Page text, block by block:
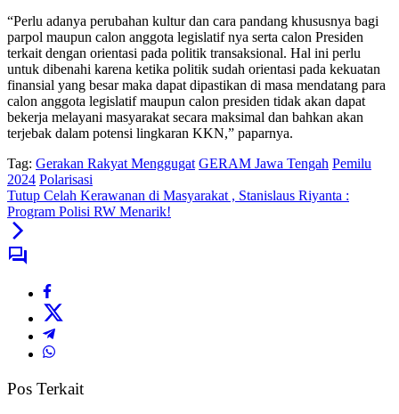
“Perlu adanya perubahan kultur dan cara pandang khususnya bagi
parpol maupun calon anggota legislatif nya serta calon Presiden
terkait dengan orientasi pada politik transaksional. Hal ini perlu
untuk dibenahi karena ketika politik sudah orientasi pada kekuatan
finansial yang besar maka dapat dipastikan di masa mendatang para
calon anggota legislatif maupun calon presiden tidak akan dapat
bekerja melayani masyarakat secara maksimal dan bahkan akan
terjebak dalam potensi lingkaran KKN,” paparnya.
Tag: Gerakan Rakyat Menggugat GERAM Jawa Tengah Pemilu
2024 Polarisasi
Tutup Celah Kerawanan di Masyarakat , Stanislaus Riyanta :
Program Polisi RW Menarik!
Pos Terkait